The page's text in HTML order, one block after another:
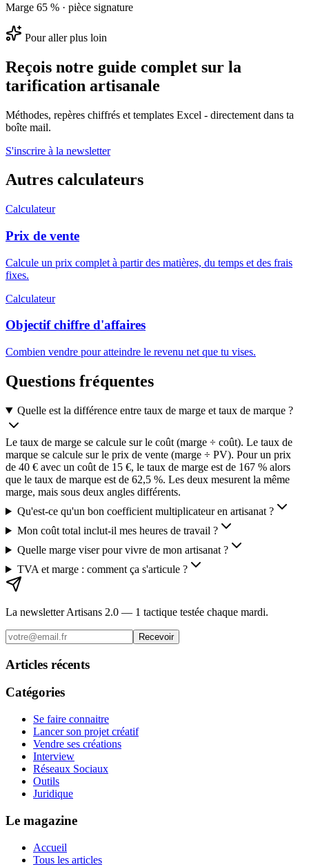
Marge 65 % · pièce signature
Pour aller plus loin
Reçois notre guide complet sur la
tarification artisanale
Méthodes, repères chiffrés et templates Excel - directement dans ta
boîte mail.
S'inscrire à la newsletter
Autres calculateurs
Calculateur
Prix de vente
Calcule un prix complet à partir des matières, du temps et des frais
fixes.
Calculateur
Objectif chiffre d'affaires
Combien vendre pour atteindre le revenu net que tu vises.
Questions fréquentes
Quelle est la différence entre taux de marge et taux de marque ?
Le taux de marge se calcule sur le coût (marge ÷ coût). Le taux de
marque se calcule sur le prix de vente (marge ÷ PV). Pour un prix
de 40 € avec un coût de 15 €, le taux de marge est de 167 % alors
que le taux de marque est de 62,5 %. Les deux mesurent la même
marge, mais sous deux angles différents.
Qu'est-ce qu'un bon coefficient multiplicateur en artisanat ?
Mon coût total inclut-il mes heures de travail ?
Quelle marge viser pour vivre de mon artisanat ?
TVA et marge : comment ça s'articule ?
La newsletter Artisans 2.0 — 1 tactique testée chaque mardi.
Recevoir
Articles récents
Catégories
Se faire connaitre
Lancer son projet créatif
Vendre ses créations
Interview
Réseaux Sociaux
Outils
Juridique
Le magazine
Accueil
Tous les articles